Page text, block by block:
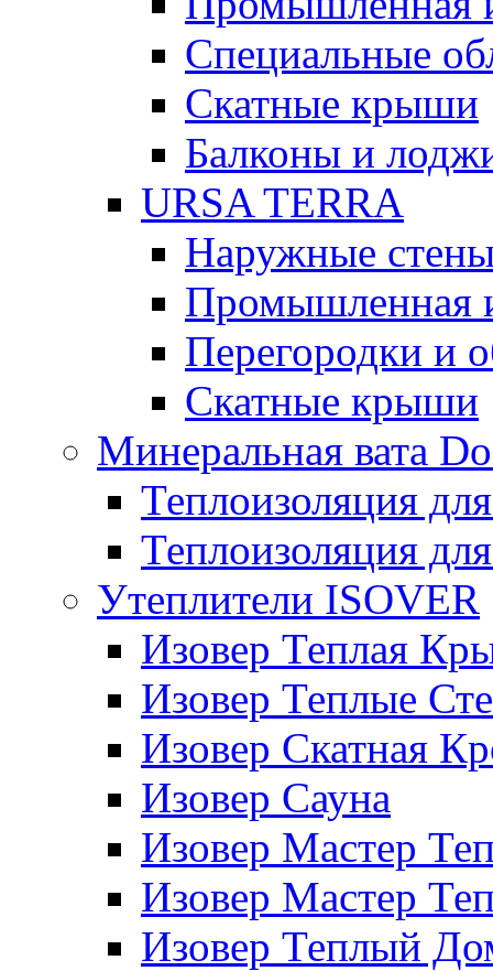
Специальные
Скатные крыши
Балконы и
URSA TERRA
Наружные
Промышленная
Перегородки и
Скатные крыши
Минеральная вата
Теплоизоляция
Теплоизоляция
Утеплители ISOVER
Изовер Теплая
Изовер Теплые
Изовер Скатная
Изовер Сауна
Изовер Мастер
Изовер Мастер
Изовер Теплый